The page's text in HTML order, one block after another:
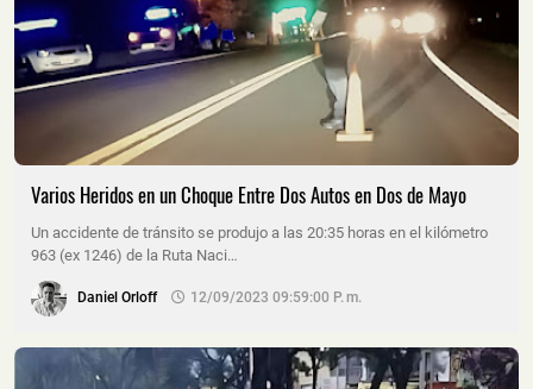
Varios Heridos en un Choque Entre Dos Autos en Dos de Mayo
Un accidente de tránsito se produjo a las 20:35 horas en el kilómetro
963 (ex 1246) de la Ruta Naci…
Daniel Orloff 12/09/2023 09:59:00 P. M.